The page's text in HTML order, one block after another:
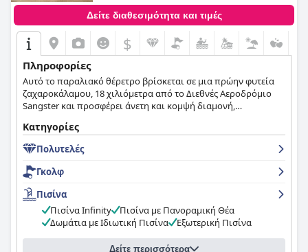
Δείτε διαθεσιμότητα και τιμές
$
Πληροφορίες
Αυτό το παραλιακό θέρετρο βρίσκεται σε μια πρώην φυτεία
ζαχαροκάλαμου, 18 χιλιόμετρα από το Διεθνές Αεροδρόμιο
Sangster και προσφέρει άνετη και κομψή διαμονή,
Κατηγορίες
Πολυτελές
Γκολφ
Πισίνα
Πισίνα Infinity
Πισίνα με Πανοραμική Θέα
Δωμάτια με Ιδιωτική Πισίνα
Εξωτερική Πισίνα
Δείτε περισσότερα